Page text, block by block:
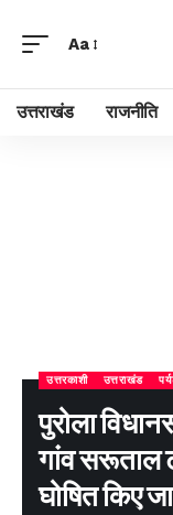
Aa
उत्तराखंड राजनीति
उत्तरकाशी उत्तराखंड
पुरोला
गांव
घोषित किए